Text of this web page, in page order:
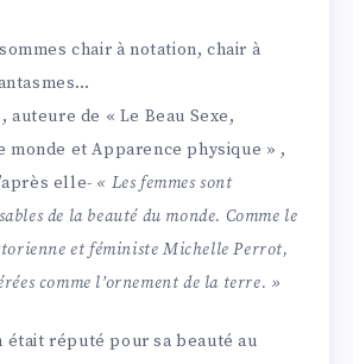
chair à notation, chair à
auteure de « Le Beau Sexe,
monde et Apparence physique » ,
elle- « Les femmes sont
de la beauté du monde. Comme le
et féministe Michelle Perrot,
comme l’ornement de la terre. »
était réputé pour sa beauté au